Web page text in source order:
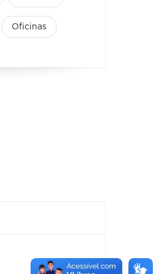
Oficinas
Espetáculo: